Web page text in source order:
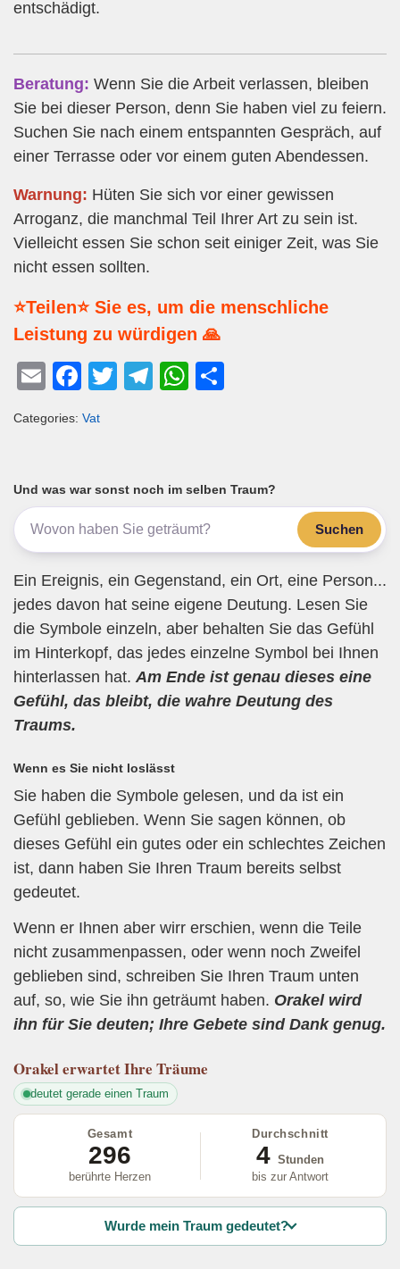
entschädigt.
Beratung: Wenn Sie die Arbeit verlassen, bleiben
Sie bei dieser Person, denn Sie haben viel zu feiern.
Suchen Sie nach einem entspannten Gespräch, auf
einer Terrasse oder vor einem guten Abendessen.
Warnung: Hüten Sie sich vor einer gewissen
Arroganz, die manchmal Teil Ihrer Art zu sein ist.
Vielleicht essen Sie schon seit einiger Zeit, was Sie
nicht essen sollten.
⭐Teilen⭐ Sie es, um die menschliche
Leistung zu würdigen 🙏
E
ail
F
c
b
o
o
k
T
T
a
m
W
A
p
p
Categories: Vat
Und was war sonst noch im selben Traum?
Suchen
Ein Ereignis, ein Gegenstand, ein Ort, eine Person...
jedes davon hat seine eigene Deutung. Lesen Sie
die Symbole einzeln, aber behalten Sie das Gefühl
im Hinterkopf, das jedes einzelne Symbol bei Ihnen
hinterlassen hat. Am Ende ist genau dieses eine
Gefühl, das bleibt, die wahre Deutung des
Traums.
Wenn es Sie nicht loslässt
Sie haben die Symbole gelesen, und da ist ein
Gefühl geblieben. Wenn Sie sagen können, ob
dieses Gefühl ein gutes oder ein schlechtes Zeichen
ist, dann haben Sie Ihren Traum bereits selbst
gedeutet.
Wenn er Ihnen aber wirr erschien, wenn die Teile
nicht zusammenpassen, oder wenn noch Zweifel
geblieben sind, schreiben Sie Ihren Traum unten
auf, so, wie Sie ihn geträumt haben. Orakel wird
ihn für Sie deuten; Ihre Gebete sind Dank genug.
Orakelerwartet Ihre Träume
deutet gerade einen Traum
Gesamt
296
berührte Herzen
Durchschnitt
4 Stunden
bis zur Antwort
Wurde mein Traum gedeutet?